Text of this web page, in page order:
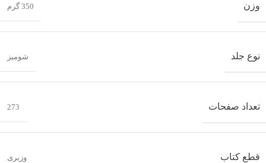
وزن 350 گرم
نوع جلد شومیز
تعداد صفحات 273
قطع کتاب وزیری